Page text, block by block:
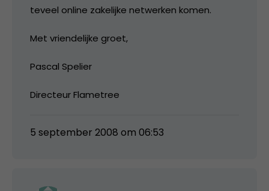
teveel online zakelijke netwerken komen.
Met vriendelijke groet,
Pascal Spelier
Directeur Flametree
5 september 2008 om 06:53